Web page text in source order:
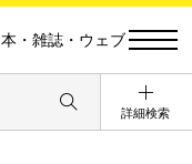
本・雑誌・ウェブ
詳細検索